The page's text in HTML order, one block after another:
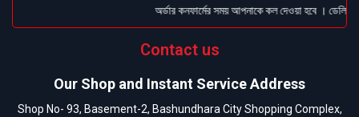
অর্ডার কনফার্মের সময় আপনাকে কল দেওয়া হবে ।
Contact us
Our Shop and Instant Service Address
Shop No- 93, Basement-2, Bashundhara City Shopping Complex,